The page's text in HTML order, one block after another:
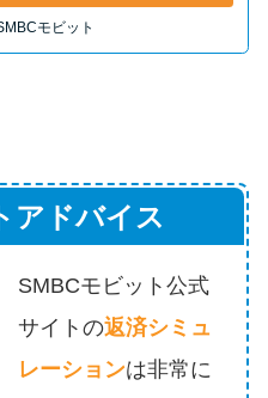
モビット
アドバイス
SMBCモビット公式
サイトの返済シミュ
レーションは非常に